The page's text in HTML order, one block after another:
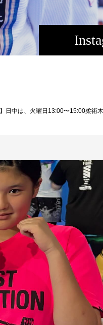
グラップリング 15:30〜17:00キック日曜日10:00〜12:00柔術クラス運営をしています。修斗（総合格闘技）キックボクシングブ